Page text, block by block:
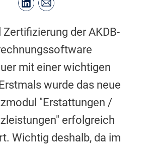
der AKDB-
mit einer wichtigen
wurde das neue
"Erstattungen /
erfolgreich
Wichtig deshalb, da im